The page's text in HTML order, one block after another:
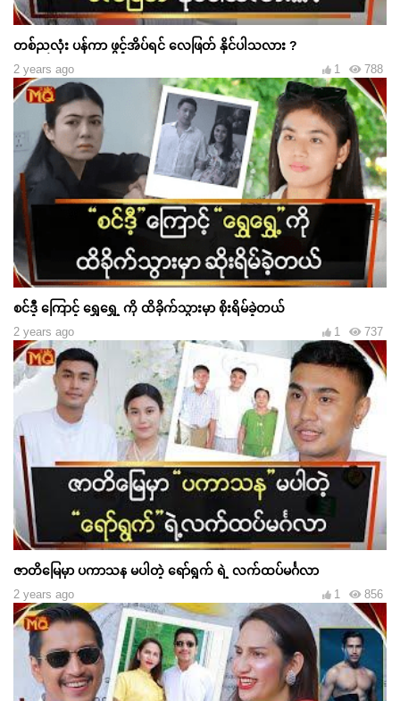
တစ်ညလုံး ပန်ကာ ဖွင့်အိပ်ရင် လေဖြတ် နိုင်ပါသလား ?
2 years ago 788
1
စင်ဒီ့ ကြောင့် ရွှေရွှေ့ ကို ထိခိုက်သွားမှာ စိုးရိမ်ခဲ့တယ်
2 years ago 737
1
ဇာတိမြေမှာ ပကာသန မပါတဲ့ ရော်ရွက် ရဲ့ လက်ထပ်မင်္ဂလာ
2 years ago 856
1